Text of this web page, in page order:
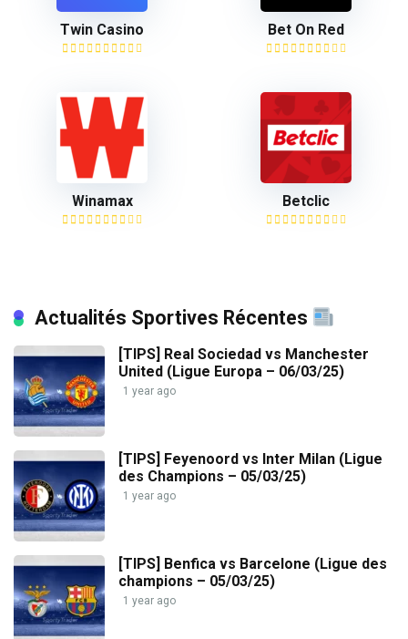
Twin Casino Bet On Red
Winamax Betclic
Actualités Sportives Récentes
[TIPS] Real Sociedad vs Manchester
United (Ligue Europa – 06/03/25)
1 year ago
[TIPS] Feyenoord vs Inter Milan (Ligue
des Champions – 05/03/25)
1 year ago
[TIPS] Benfica vs Barcelone (Ligue des
champions – 05/03/25)
1 year ago